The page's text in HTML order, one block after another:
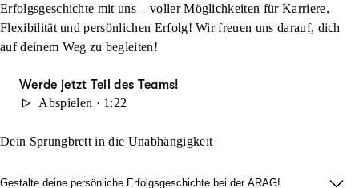
Erfolgsgeschichte mit uns – voller Möglichkeiten für Karriere,
Flexibilität und persönlichen Erfolg! Wir freuen uns darauf, dich
auf deinem Weg zu begleiten!
Werde jetzt Teil des Teams!
Abspielen · 1:22
Dein Sprungbrett in die Unabhängigkeit
Gestalte deine persönliche Erfolgsgeschichte bei der ARAG!